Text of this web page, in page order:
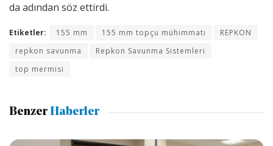
da adından söz ettirdi.
Etiketler: 155 mm 155 mm topçu mühimmatı
REPKON
repkon savunma
Repkon Savunma Sistemleri
top mermisi
Benzer Haberler